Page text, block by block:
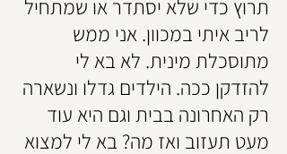
תרוץ כדי שלא יסתדר או שמתחיל
לריב איתי במכוון. אני ממש
מתוסכלת מינית. לא בא לי
להזדקן ככה. הילדים גדלו ונשארה
רק האחרונה בבית וגם היא עוד
מעט תעזוב ואז מה? בא לי למצוא